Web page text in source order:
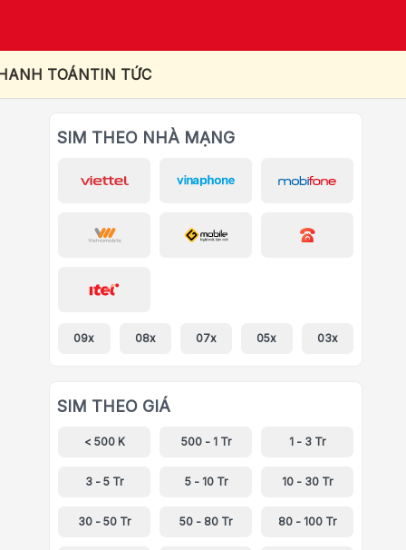
TOÁNTIN TỨC
SIM THEO NHÀ MẠNG
09x 08x 07x 05x 03x
SIM THEO GIÁ
< 500 K 500 - 1 Tr 1 - 3 Tr
3 - 5 Tr 5 - 10 Tr 10 - 30 Tr
30 - 50 Tr 50 - 80 Tr 80 - 100 Tr